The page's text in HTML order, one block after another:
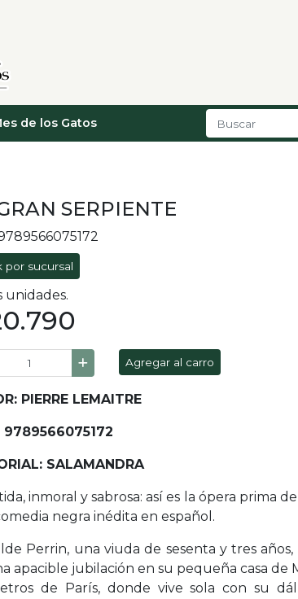
de los Gatos
SERPIENTE
por sucursal
unidades.
Agregar al carro
PIERRE LEMAITRE
9789566075172
SALAMANDRA
inmoral y sabrosa: así es la ópera prima
negra inédita en español.
Perrin, una viuda de sesenta y tres
apacible jubilación en su pequeña casa de
de París, donde vive sola con su